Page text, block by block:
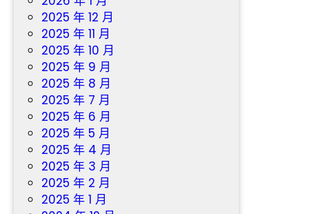
2025 年 12 月
2025 年 11 月
2025 年 10 月
2025 年 9 月
2025 年 8 月
2025 年 7 月
2025 年 6 月
2025 年 5 月
2025 年 4 月
2025 年 3 月
2025 年 2 月
2025 年 1 月